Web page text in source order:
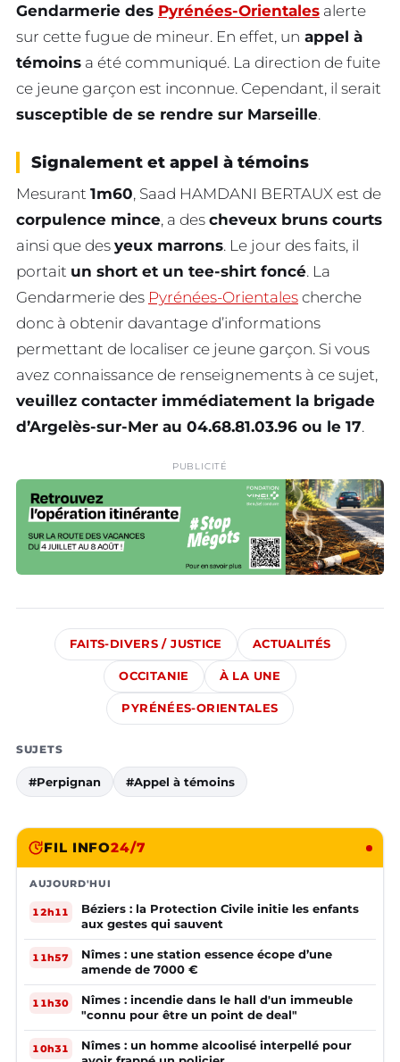
Gendarmerie des Pyrénées-Orientales alerte
sur cette fugue de mineur. En effet, un appel à
témoins a été communiqué. La direction de fuite
ce jeune garçon est inconnue. Cependant, il serait
susceptible de se rendre sur Marseille.
Signalement et appel à témoins
Mesurant 1m60, Saad HAMDANI BERTAUX est de
corpulence mince, a des cheveux bruns courts
ainsi que des yeux marrons. Le jour des faits, il
portait un short et un tee-shirt foncé. La
Gendarmerie des Pyrénées-Orientales cherche
donc à obtenir davantage d’informations
permettant de localiser ce jeune garçon. Si vous
avez connaissance de renseignements à ce sujet,
veuillez contacter immédiatement la brigade
d’Argelès-sur-Mer au 04.68.81.03.96 ou le 17.
PUBLICITÉ
FAITS-DIVERS / JUSTICE ACTUALITÉS
OCCITANIE À LA UNE
PYRÉNÉES-ORIENTALES
SUJETS
#Perpignan #Appel à témoins
FIL INFO24/7
AUJOURD'HUI
12h11
Béziers : la Protection Civile initie les enfants
aux gestes qui sauvent
11h57
Nîmes : une station essence écope d’une
amende de 7000 €
11h30
Nîmes : incendie dans le hall d'un immeuble
"connu pour être un point de deal"
10h31
Nîmes : un homme alcoolisé interpellé pour